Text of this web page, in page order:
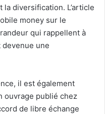
diversification. L’article
money sur le
qui rappellent à
une
il est également
ouvrage publié chez
de libre échange